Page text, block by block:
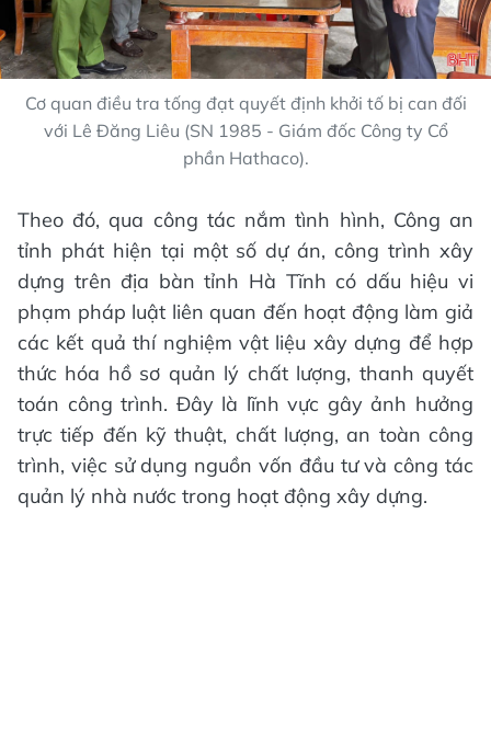
Cơ quan điều tra tống đạt quyết định khởi tố bị can đối
với Lê Đăng Liêu (SN 1985 - Giám đốc Công ty Cổ
phần Hathaco).
Theo đó, qua công tác nắm tình hình, Công an
tỉnh phát hiện tại một số dự án, công trình xây
dựng trên địa bàn tỉnh Hà Tĩnh có dấu hiệu vi
phạm pháp luật liên quan đến hoạt động làm giả
các kết quả thí nghiệm vật liệu xây dựng để hợp
thức hóa hồ sơ quản lý chất lượng, thanh quyết
toán công trình. Đây là lĩnh vực gây ảnh hưởng
trực tiếp đến kỹ thuật, chất lượng, an toàn công
trình, việc sử dụng nguồn vốn đầu tư và công tác
quản lý nhà nước trong hoạt động xây dựng.